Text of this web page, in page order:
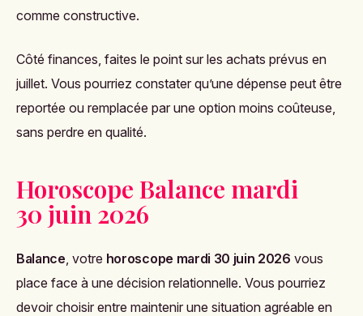
comme constructive.
Côté finances, faites le point sur les achats prévus en
juillet. Vous pourriez constater qu’une dépense peut être
reportée ou remplacée par une option moins coûteuse,
sans perdre en qualité.
Horoscope Balance mardi
30 juin 2026
Balance, votre horoscope mardi 30 juin 2026 vous
place face à une décision relationnelle. Vous pourriez
devoir choisir entre maintenir une situation agréable en